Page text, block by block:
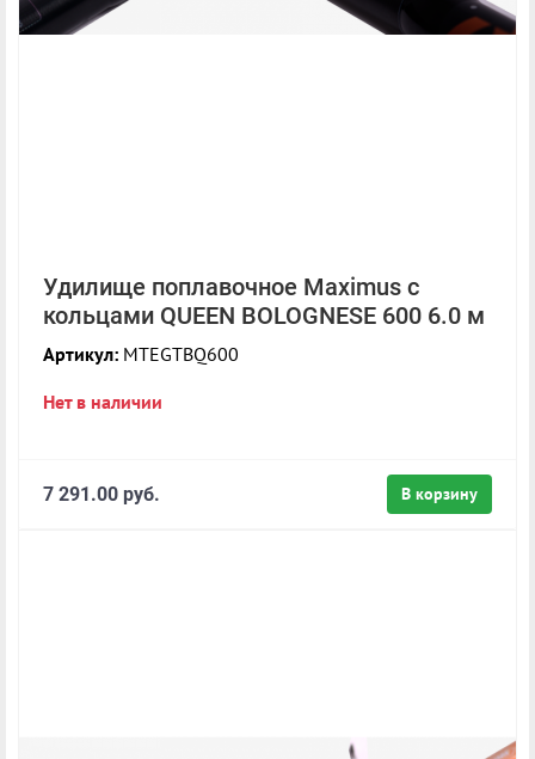
Удилище поплавочное Maximus с
кольцами QUEEN BOLOGNESE 600 6.0 м
Артикул: MTEGTBQ600
Нет в наличии
В корзину
7 291.00 руб.